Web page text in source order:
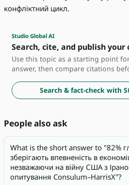
конфліктний цикл.
Studio Global AI
Search, cite, and publish your
Use this topic as a starting point
answer, then compare citations
Search & fact-check with
People also ask
What is the short answer to "82%
зберігають впевненість в
незважаючи на війну США з
опитування Consulum–HarrisX"?